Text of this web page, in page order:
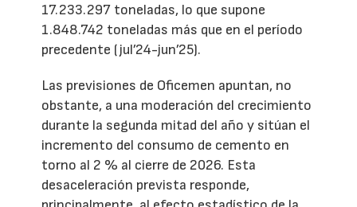
17.233.297 toneladas, lo que supone
1.848.742 toneladas más que en el período
precedente (jul’24-jun’25).
Las previsiones de Oficemen apuntan, no
obstante, a una moderación del crecimiento
durante la segunda mitad del año y sitúan el
incremento del consumo de cemento en
torno al 2 % al cierre de 2026. Esta
desaceleración prevista responde,